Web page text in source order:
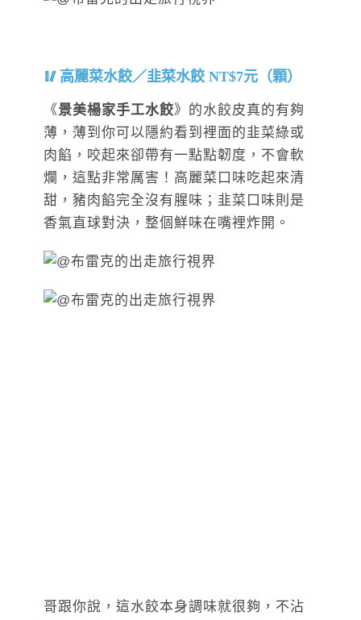
高麗菜水餃／韭菜水餃 NT$7元（顆）
《景美楊家手工水餃》的水餃皮真的有夠
薄，薄到你可以隱約看到裡面的韭菜綠或
肉餡，咬起來卻帶有一點點韌度，不會軟
爛，這點非常厲害！高麗菜口味吃起來清
甜，豬肉餡完全沒有腥味；韭菜口味則是
香氣直球對決，整個鮮味在嘴裡炸開。
哥跟你說，這水餃本身調味就很夠，不沾